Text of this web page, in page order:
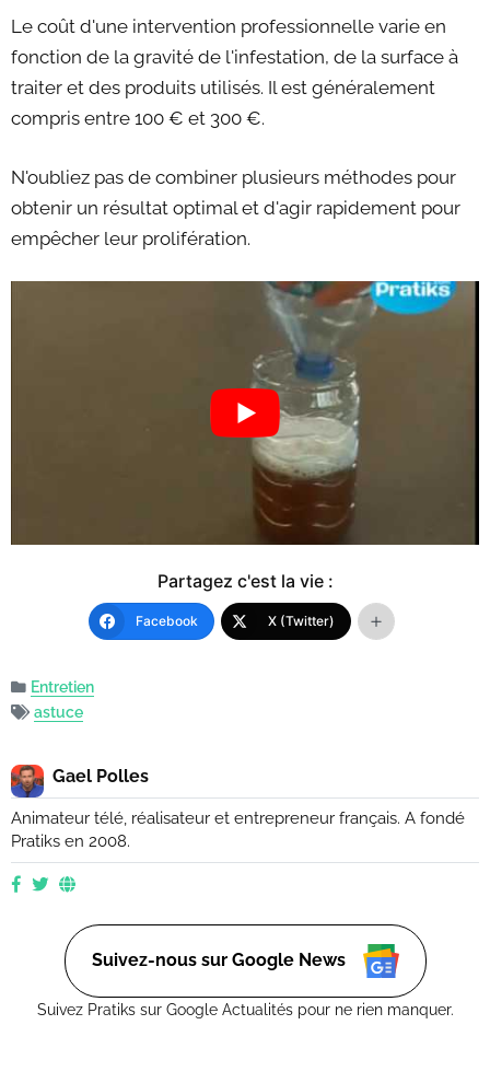
Le coût d'une intervention professionnelle varie en
fonction de la gravité de l'infestation, de la surface à
traiter et des produits utilisés. Il est généralement
compris entre 100 € et 300 €.
N'oubliez pas de combiner plusieurs méthodes pour
obtenir un résultat optimal et d'agir rapidement pour
empêcher leur prolifération.
Partagez c'est la vie :
Facebook X (Twitter)
Entretien
astuce
Gael Polles
Animateur télé, réalisateur et entrepreneur français. A fondé
Pratiks en 2008.
Suivez-nous sur Google News
Suivez Pratiks sur Google Actualités pour ne rien manquer.